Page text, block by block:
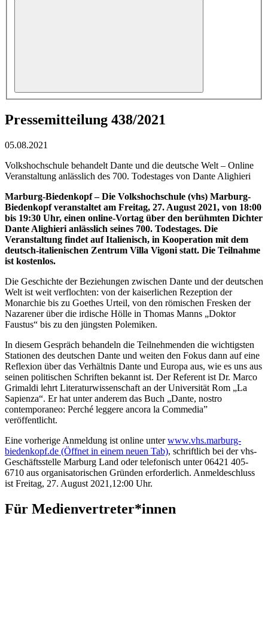
Pressemitteilung 438/2021
05.08.2021
Volkshochschule behandelt Dante und die deutsche Welt – Online
Veranstaltung anlässlich des 700. Todestages von Dante Alighieri
Marburg-Biedenkopf – Die Volkshochschule (vhs) Marburg-
Biedenkopf veranstaltet am Freitag, 27. August 2021, von 18:00
bis 19:30 Uhr, einen online-Vortag über den berühmten Dichter
Dante Alighieri anlässlich seines 700. Todestages. Die
Veranstaltung findet auf Italienisch, in Kooperation mit dem
deutsch-italienischen Zentrum Villa Vigoni statt. Die Teilnahme
ist kostenlos.
Die Geschichte der Beziehungen zwischen Dante und der deutschen
Welt ist weit verflochten: von der kaiserlichen Rezeption der
Monarchie bis zu Goethes Urteil, von den römischen Fresken der
Nazarener über die irdische Hölle in Thomas Manns „Doktor
Faustus“ bis zu den jüngsten Polemiken.
In diesem Gespräch behandeln die Teilnehmenden die wichtigsten
Stationen des deutschen Dante und weiten den Fokus dann auf eine
Reflexion über das Verhältnis Dante und Europa aus, wie es uns aus
seinen politischen Schriften bekannt ist. Der Referent ist Dr. Marco
Grimaldi lehrt Literaturwissenschaft an der Universität Rom „La
Sapienza“. Er hat unter anderem das Buch „Dante, nostro
contemporaneo: Perché leggere ancora la Commedia”
veröffentlicht.
Eine vorherige Anmeldung ist online unterwww.vhs.marburg-
biedenkopf.de (Öffnet in einem neuen Tab), schriftlich bei der vhs-
Geschäftsstelle Marburg Land oder telefonisch unter 06421 405-
6710 aus organisatorischen Gründen erforderlich. Anmeldeschluss
ist Freitag, 27. August 2021,12:00 Uhr.
Für Medienvertreter*innen